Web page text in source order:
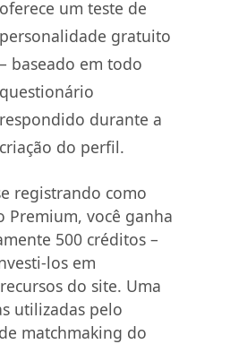
oferece um teste de
personalidade gratuito
– baseado em todo
questionário
respondido durante a
criação do perfil.
registrando como
Premium, você ganha
500 créditos –
los em
do site. Uma
utilizadas pelo
matchmaking do